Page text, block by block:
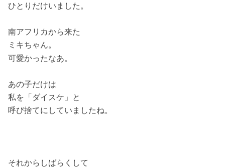
ひとりだけいました。
南アフリカから来た
ミキちゃん。
可愛かったなあ。
あの子だけは
私を「ダイスケ」と
呼び捨てにしていましたね。
それからしばらくして